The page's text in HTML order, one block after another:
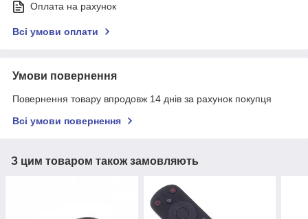
Оплата на рахунок
Всі умови оплати
Умови повернення
Повернення товару впродовж 14 днів за рахунок покупця
Всі умови повернення
З цим товаром також замовляють